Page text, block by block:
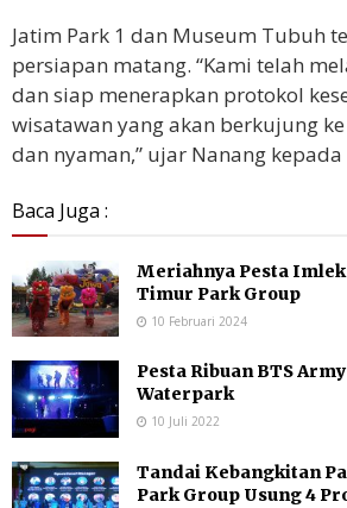
Jatim Park 1 dan Museum Tubuh
persiapan matang. “Kami telah
dan siap menerapkan protokol
wisatawan yang akan berkujung
dan nyaman,” ujar Nanang kepada
Baca Juga :
Meriahnya Pesta Imlek
Timur Park Group
10 Februari 2024
Pesta Ribuan BTS
Waterpark
10 Juli 2022
Tandai Kebangkitan
Park Group Usung 4